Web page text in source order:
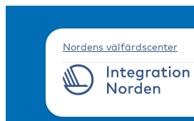
Nordens välfärdscenter